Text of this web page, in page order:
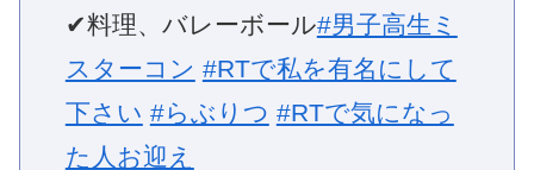
✔料理、バレーボール#男子高生ミ
スターコン #RTで私を有名にして
下さい #らぶりつ #RTで気になっ
た人お迎え